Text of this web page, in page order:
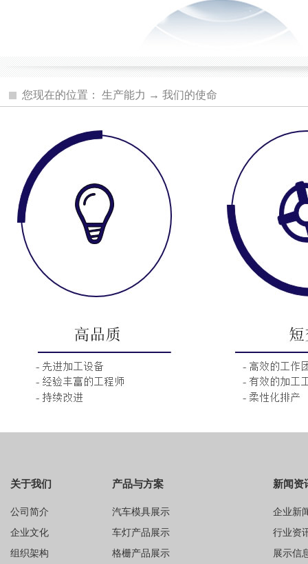
您现在的位置： 生产能力 → 我们的使命
关于我们 产品与方案 新闻资
公司简介
企业文化
组织架构
汽车模具展示
车灯产品展示
格栅产品展示
企业新
行业资
展示信